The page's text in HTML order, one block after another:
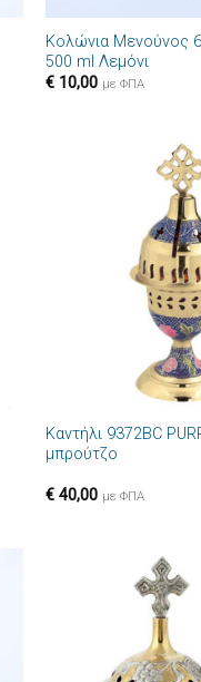
Κολώνια Μενούνος
500 ml Λεμόνι
€10,00 με ΦΠΑ
Καντήλι 9372BC
μπρούτζο
€40,00 με ΦΠΑ